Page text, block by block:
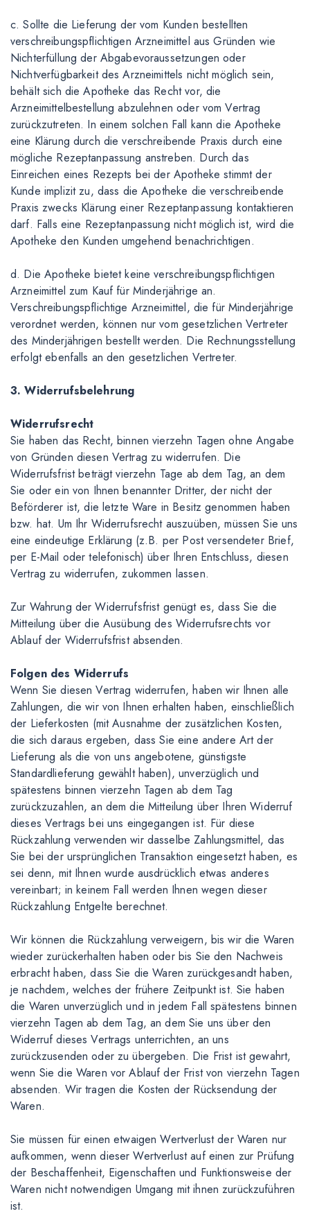
c. Sollte die Lieferung der vom Kunden bestellten
verschreibungspflichtigen Arzneimittel aus Gründen wie
Nichterfüllung der Abgabevoraussetzungen oder
Nichtverfügbarkeit des Arzneimittels nicht möglich sein,
behält sich die Apotheke das Recht vor, die
Arzneimittelbestellung abzulehnen oder vom Vertrag
zurückzutreten. In einem solchen Fall kann die Apotheke
eine Klärung durch die verschreibende Praxis durch eine
mögliche Rezeptanpassung anstreben. Durch das
Einreichen eines Rezepts bei der Apotheke stimmt der
Kunde implizit zu, dass die Apotheke die verschreibende
Praxis zwecks Klärung einer Rezeptanpassung kontaktieren
darf. Falls eine Rezeptanpassung nicht möglich ist, wird die
Apotheke den Kunden umgehend benachrichtigen.
d. Die Apotheke bietet keine verschreibungspflichtigen
Arzneimittel zum Kauf für Minderjährige an.
Verschreibungspflichtige Arzneimittel, die für Minderjährige
verordnet werden, können nur vom gesetzlichen Vertreter
des Minderjährigen bestellt werden. Die Rechnungsstellung
erfolgt ebenfalls an den gesetzlichen Vertreter.
3. Widerrufsbelehrung
Widerrufsrecht
Sie haben das Recht, binnen vierzehn Tagen ohne Angabe
von Gründen diesen Vertrag zu widerrufen. Die
Widerrufsfrist beträgt vierzehn Tage ab dem Tag, an dem
Sie oder ein von Ihnen benannter Dritter, der nicht der
Beförderer ist, die letzte Ware in Besitz genommen haben
bzw. hat. Um Ihr Widerrufsrecht auszuüben, müssen Sie uns
eine eindeutige Erklärung (z.B. per Post versendeter Brief,
per E-Mail oder telefonisch) über Ihren Entschluss, diesen
Vertrag zu widerrufen, zukommen lassen.
Zur Wahrung der Widerrufsfrist genügt es, dass Sie die
Mitteilung über die Ausübung des Widerrufsrechts vor
Ablauf der Widerrufsfrist absenden.
Folgen des Widerrufs
Wenn Sie diesen Vertrag widerrufen, haben wir Ihnen alle
Zahlungen, die wir von Ihnen erhalten haben, einschließlich
der Lieferkosten (mit Ausnahme der zusätzlichen Kosten,
die sich daraus ergeben, dass Sie eine andere Art der
Lieferung als die von uns angebotene, günstigste
Standardlieferung gewählt haben), unverzüglich und
spätestens binnen vierzehn Tagen ab dem Tag
zurückzuzahlen, an dem die Mitteilung über Ihren Widerruf
dieses Vertrags bei uns eingegangen ist. Für diese
Rückzahlung verwenden wir dasselbe Zahlungsmittel, das
Sie bei der ursprünglichen Transaktion eingesetzt haben, es
sei denn, mit Ihnen wurde ausdrücklich etwas anderes
vereinbart; in keinem Fall werden Ihnen wegen dieser
Rückzahlung Entgelte berechnet.
Wir können die Rückzahlung verweigern, bis wir die Waren
wieder zurückerhalten haben oder bis Sie den Nachweis
erbracht haben, dass Sie die Waren zurückgesandt haben,
je nachdem, welches der frühere Zeitpunkt ist. Sie haben
die Waren unverzüglich und in jedem Fall spätestens binnen
vierzehn Tagen ab dem Tag, an dem Sie uns über den
Widerruf dieses Vertrags unterrichten, an uns
zurückzusenden oder zu übergeben. Die Frist ist gewahrt,
wenn Sie die Waren vor Ablauf der Frist von vierzehn Tagen
absenden. Wir tragen die Kosten der Rücksendung der
Waren.
Sie müssen für einen etwaigen Wertverlust der Waren nur
aufkommen, wenn dieser Wertverlust auf einen zur Prüfung
der Beschaffenheit, Eigenschaften und Funktionsweise der
Waren nicht notwendigen Umgang mit ihnen zurückzuführen
ist.